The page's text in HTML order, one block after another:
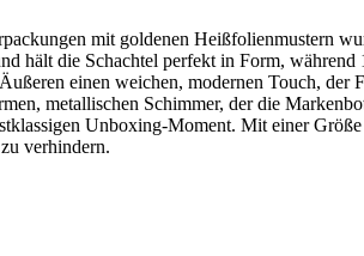
mit goldenen Heißfolienmustern
hält die Schachtel perfekt in Form,
einen weichen, modernen Touch,
metallischen Schimmer, der die
Unboxing-Moment. Mit einer
verhindern.